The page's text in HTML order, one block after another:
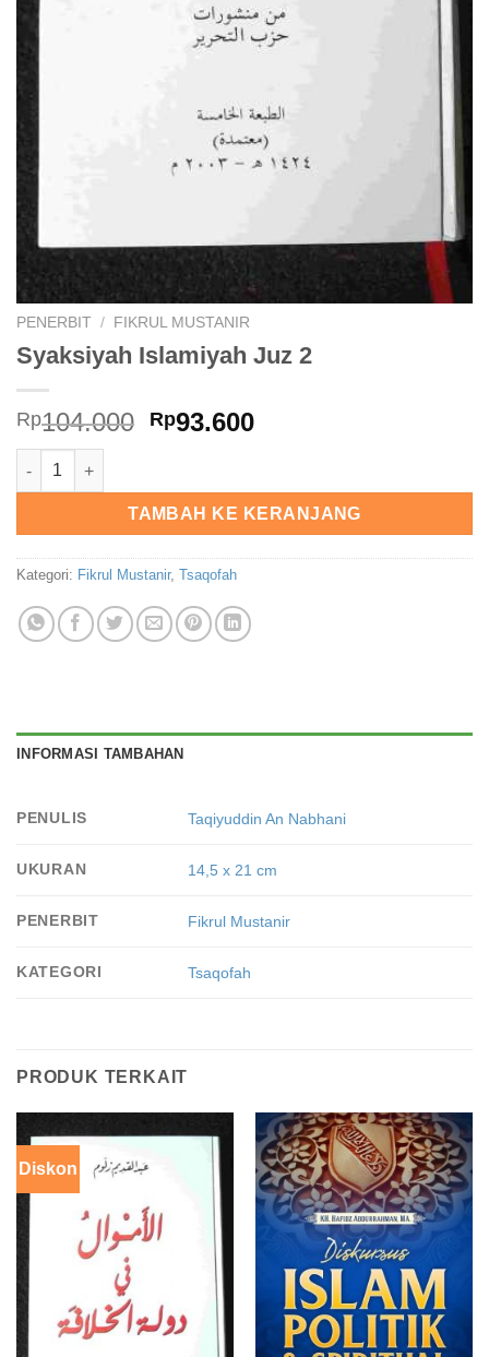
PENERBIT / FIKRUL MUSTANIR
Syaksiyah Islamiyah Juz 2
Rp104.000 Harga
Rp104.000.
Rp93.600Harga
adalah:
Rp93.600.
Kuantitas Syaksiyah Islamiyah Juz 2
TAMBAH KE KERANJANG
Kategori: Fikrul Mustanir, Tsaqofah
INFORMASI TAMBAHAN
PENULIS Taqiyuddin An Nabhani
UKURAN 14,5 x 21 cm
PENERBIT Fikrul Mustanir
KATEGORI Tsaqofah
PRODUK TERKAIT
Diskon